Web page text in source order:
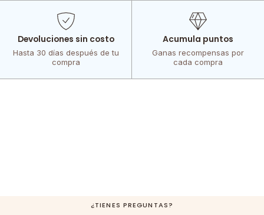
Devoluciones sin costo
Hasta 30 días después de tu
compra
Acumula puntos
Ganas recompensas por
cada compra
¿TIENES PREGUNTAS?